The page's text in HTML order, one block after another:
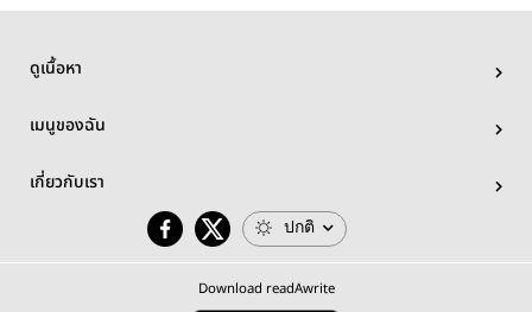
ดูเนื้อหา
เมนูของฉัน
เกี่ยวกับเรา
ปกติ
Download readAwrite